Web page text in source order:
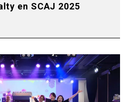
en SCAJ 2025